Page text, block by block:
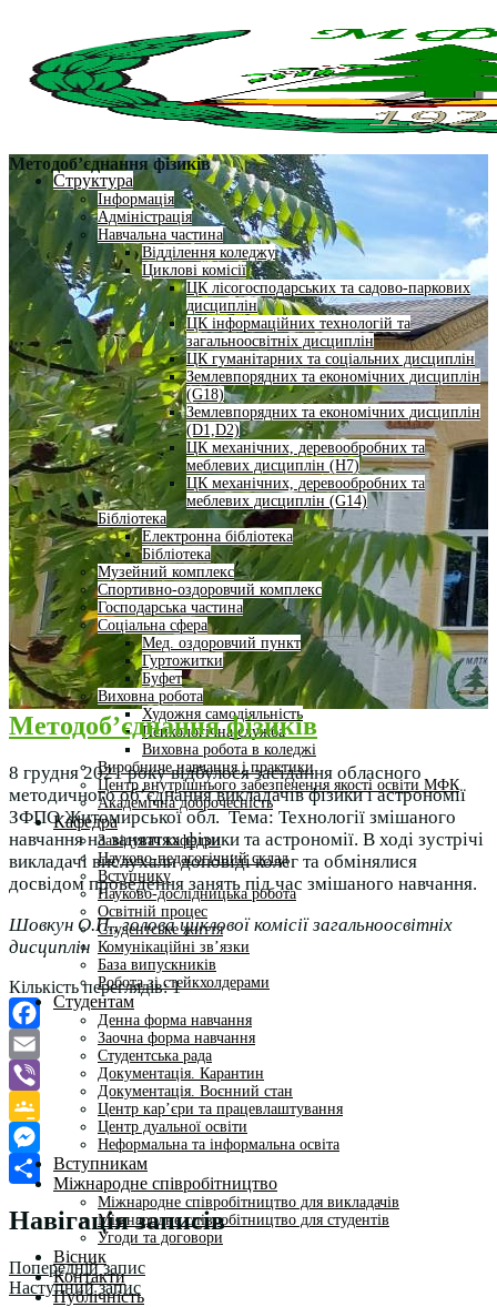
Структура
Інформація
Адміністрація
Навчальна частина
Відділення коледжу
Циклові комісії
ЦК лісогосподарських та садово-паркових
дисциплін
ЦК інформаційних технологій та
загальноосвітніх дисциплін
ЦК гуманітарних та соціальних дисциплін
Землевпорядних та економічних дисциплін
(G18)
Землевпорядних та економічних дисциплін
(D1,D2)
ЦК механічних, деревообробних та
меблевих дисциплін (H7)
ЦК механічних, деревообробних та
меблевих дисциплін (G14)
Бібліотека
Електронна бібліотека
Бібліотека
Музейний комплекс
Спортивно-оздоровчий комплекс
Господарська частина
Соціальна сфера
Мед. оздоровчий пункт
Гуртожитки
Буфет
Виховна робота
Художня самодіяльність
Психологічна служба
Виховна робота в коледжі
Виробниче навчання і практики
Центр внутрішнього забезпечення якості освіти МФК
Академічна доброчесність
Кафедра
Завідувач кафедри
Науково-педагогічний склад
Вступнику
Науково-дослідницька робота
Освітній процес
Студентське життя
Комунікаційні зв’язки
База випускників
Робота зі стейкхолдерами
Студентам
Денна форма навчання
Заочна форма навчання
Студентська рада
Документація. Карантин
Документація. Воєнний стан
Центр кар’єри та працевлаштування
Центр дуальної освіти
Неформальна та інформальна освіта
Вступникам
Міжнародне співробітництво
Міжнародне співробітництво для викладачів
Міжнародне співробітництво для студентів
Угоди та договори
Вісник
Контакти
Публічність
Методоб’єднання фізиків
Методоб’єднання фізиків
8 грудня 2021 року відбулося засідання обласного
методичного об’єднання викладачів фізики і астрономії
ЗФПО Житомирської обл. Тема: Технології змішаного
навчання на заняттях фізики та астрономії. В ході зустрічі
викладачі вислухали доповіді колег та обмінялися
досвідом проведення занять під час змішаного навчання.
Шовкун О.П., голова циклової комісії загальноосвітніх
дисциплін
Кількість переглядів: 1
Facebook
Email
Viber
Google
Classroom
Messenger
Поділитися
Навігація записів
Попередній запис
Наступний запис